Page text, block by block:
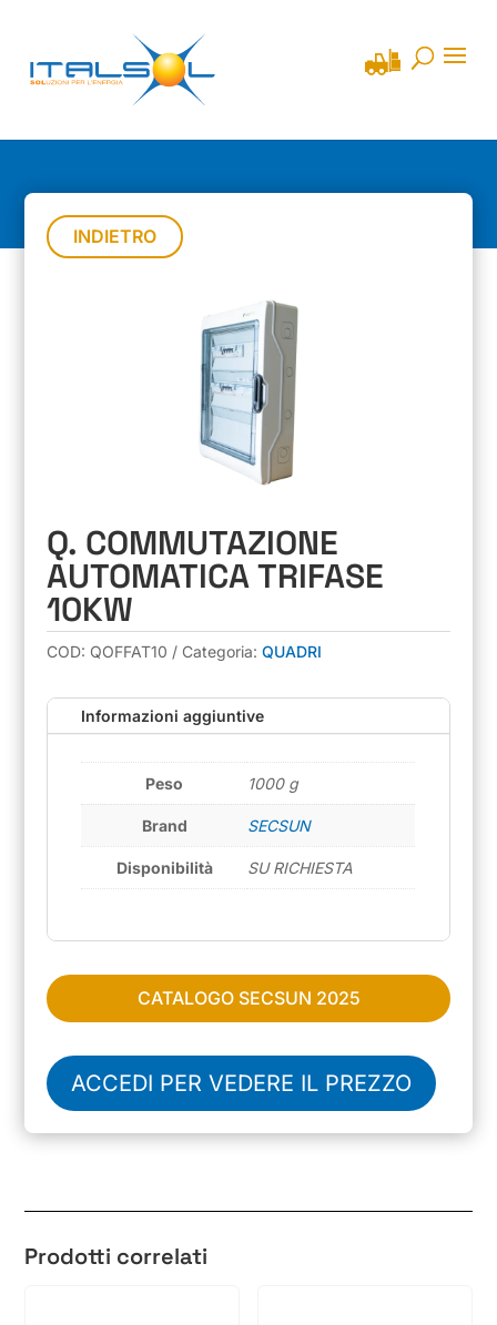
INDIETRO
Q. COMMUTAZIONE
AUTOMATICA TRIFASE
10KW
COD: QOFFAT10 Categoria:QUADRI
Informazioni aggiuntive
Peso 1000 g
Brand SECSUN
Disponibilità SU RICHIESTA
CATALOGO SECSUN 2025
ACCEDI PER VEDERE IL PREZZO
Prodotti correlati